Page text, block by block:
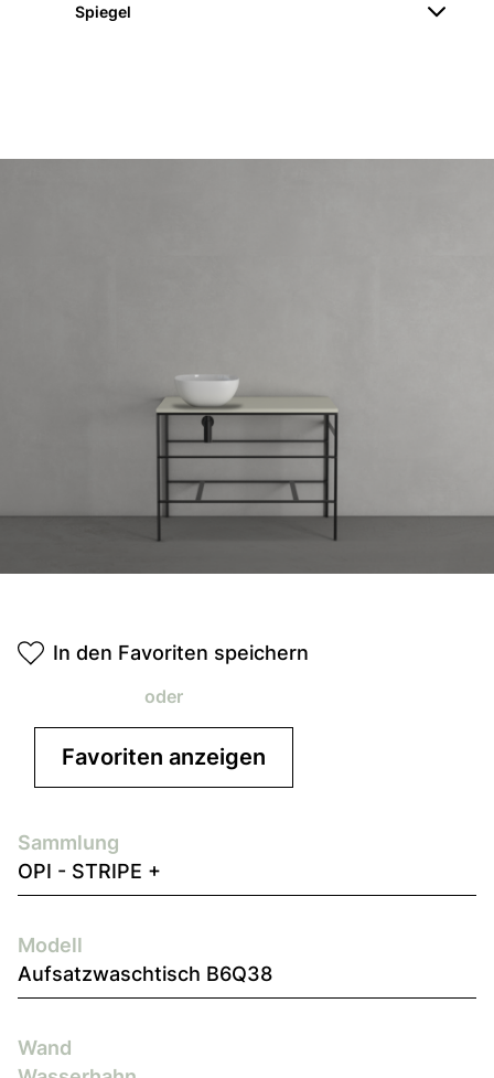
Spiegel
Sammlung
OPI - STRIPE +
Modell
Aufsatzwaschtisch B6Q38
Wand
In den Favoriten speichern
oder
Favoriten anzeigen